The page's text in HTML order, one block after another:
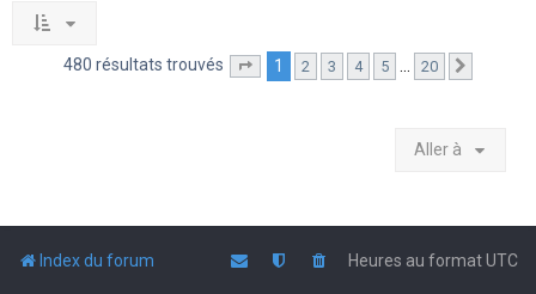
480 résultats trouvés Page sur20
1 2 3 4 5 … 20
Aller à
Index du forum Heures au formatUTC